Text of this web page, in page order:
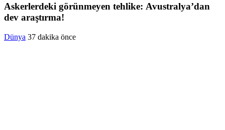
Askerlerdeki görünmeyen tehlike: Avustralya’dan
dev araştırma!
Dünya 37 dakika önce